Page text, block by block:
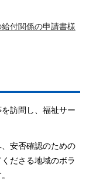
付関係の申請書様
訪問し、福祉サー
安否確認のための
ださる地域のボラ